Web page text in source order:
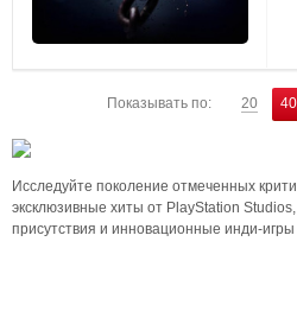
Показывать по: 20 40
Исследуйте поколение отмеченных
эксклюзивные хиты от PlayStation
присутствия и инновационные инди-игры